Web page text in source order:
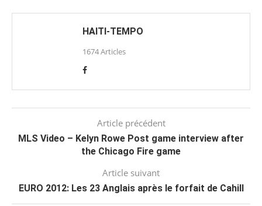
HAITI-TEMPO
1674 Articles
Article précédent
MLS Video – Kelyn Rowe Post game interview after
the Chicago Fire game
Article suivant
EURO 2012: Les 23 Anglais après le forfait de Cahill